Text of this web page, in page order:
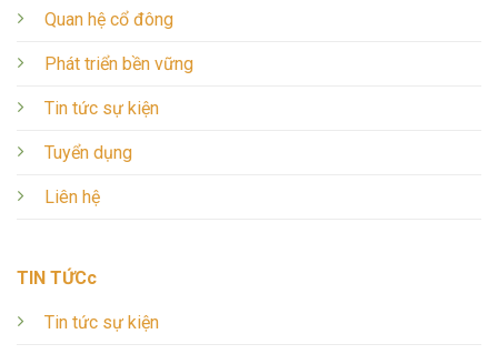
Quan hệ cổ đông
Phát triển bền vững
Tin tức sự kiện
Tuyển dụng
Liên hệ
TIN TỨCc
Tin tức sự kiện